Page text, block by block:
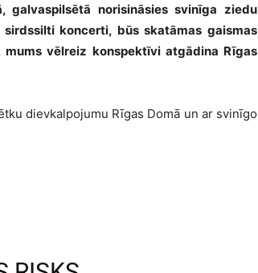
galvaspilsētā norisināsies svinīga ziedu
koncerti, būs skatāmas gaismas
vēlreiz konspektīvi atgādina Rīgas
dievkalpojumu Rīgas Domā un ar svinīgo